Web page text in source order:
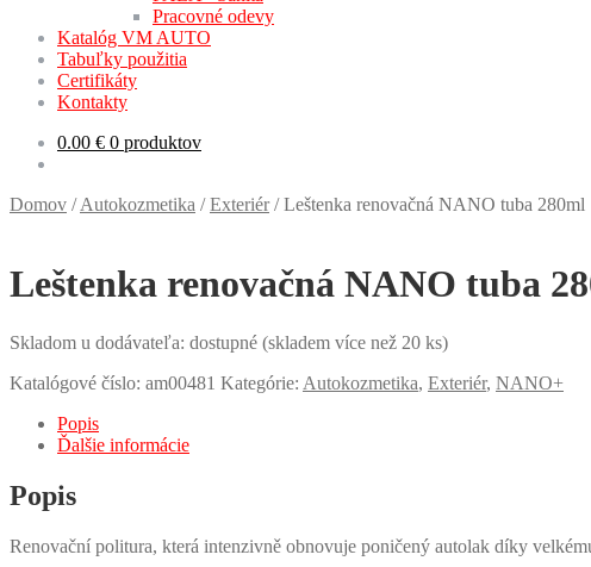
Pracovné odevy
Katalóg VM AUTO
Tabuľky použitia
Certifikáty
Kontakty
0.00 € 0 produktov
Domov /Autokozmetika /Exteriér/Leštenka renovačná NANO tuba 280ml
Leštenka renovačná NANO tuba
Skladom u dodávateľa: dostupné (skladem více než 20 ks)
Katalógové číslo: am00481 Kategórie: Autokozmetika, Exteriér, NANO+
Popis
Ďalšie informácie
Popis
Renovační politura, která intenzivně obnovuje poničený autolak díky